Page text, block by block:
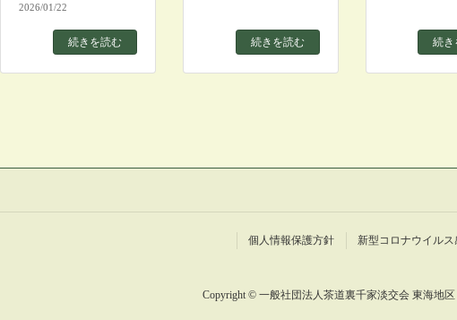
2026/01/22
続きを読む 続きを読む 続き
個人情報保護方針 新型コロナウイル
Copyright © 一般社団法人茶道裏千家淡交会 東海地区